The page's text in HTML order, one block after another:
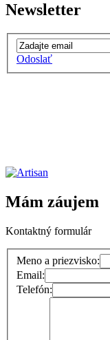
Newsletter
Odoslať
Mám záujem
Kontaktný formulár
Meno a priezvisko:
Email:
Telefón: